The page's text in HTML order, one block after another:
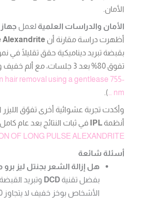
الأمان.
الأمان والدراسات العلمية لعمل
أظهرت دراسة مقارنة أنAlexandrite
بقبضة تبريد ديناميكية حقق تقليلًا في
تفوق 80% بعد 3 جلسات، مع ألم خفيف وأمان عالٍ (
hair removal using a gentlease 755-
nm …
).
وأكدت تجربة عشوائية أخرى تفوّق الليزر
أنظمةIPL في ثبات النتائج بعد عام
OF LONG PULSE ALEXANDRITE …
أسئلة شائعة
هل إزالة الشعر بجنتل ليز برو
بفضل تقنية DCD وتبريد